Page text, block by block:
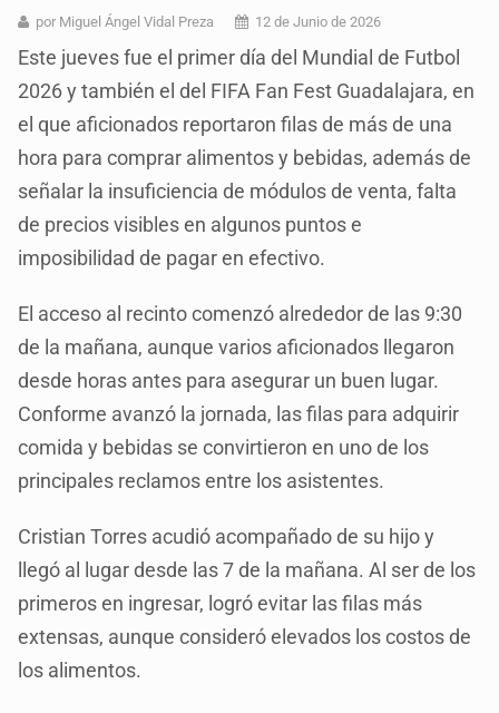
por Miguel Ángel Vidal Preza 12 de Junio de 2026
Este jueves fue el primer día del Mundial de Futbol
2026 y también el del FIFA Fan Fest Guadalajara, en
el que aficionados reportaron filas de más de una
hora para comprar alimentos y bebidas, además de
señalar la insuficiencia de módulos de venta, falta
de precios visibles en algunos puntos e
imposibilidad de pagar en efectivo.
El acceso al recinto comenzó alrededor de las 9:30
de la mañana, aunque varios aficionados llegaron
desde horas antes para asegurar un buen lugar.
Conforme avanzó la jornada, las filas para adquirir
comida y bebidas se convirtieron en uno de los
principales reclamos entre los asistentes.
Cristian Torres acudió acompañado de su hijo y
llegó al lugar desde las 7 de la mañana. Al ser de los
primeros en ingresar, logró evitar las filas más
extensas, aunque consideró elevados los costos de
los alimentos.